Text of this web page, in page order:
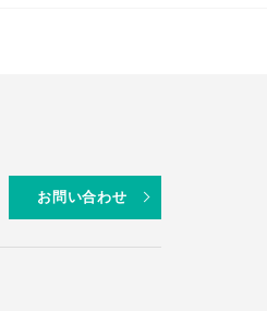
お問い合わせ